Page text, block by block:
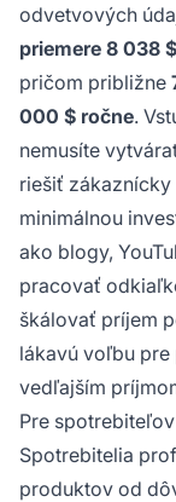
odvetvových
priemere 8 038
pričom približne
000 $ ročne.
nemusíte
riešiť zákaznícky
minimálnou
ako blogy,
pracovať
škálovať príjem
lákavú voľbu
vedľajším
Pre spotrebiteľov
Spotrebitelia
produktov od